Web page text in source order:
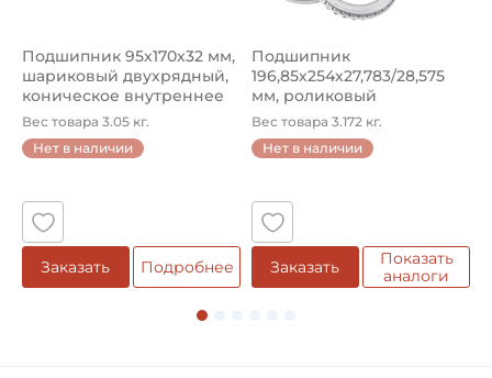
Подшипник 95х170х32 мм,
шариковый двухрядный,
коническое внутреннее
кол...
Вес товара 3.05 кг.
Нет в наличии
Заказать Подробнее
Подшипник
196,85х254х27,783/28,575
мм, роликовый
однорядный конический
...
Вес товара 3.172 кг.
Нет в наличии
Заказать
Показать
аналоги